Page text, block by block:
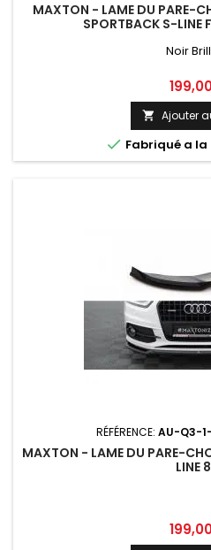
MAXTON - LAME DU PARE-
SPORTBACK S-LINE
Noir
Prix
 Ajouter
 Fabriqué a
RÉFÉRENCE: AU-Q3-
MAXTON - LAME DU PARE-
LINE
Prix